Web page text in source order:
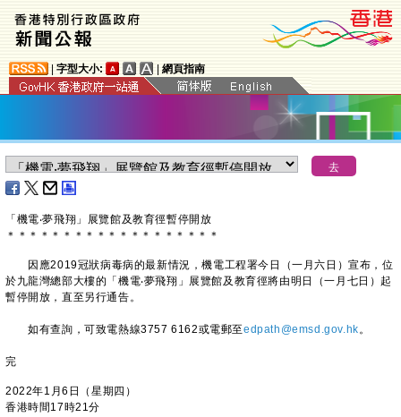
字型大小: 網頁指南
「機電‧夢飛翔」展覽館及教育徑暫停開放
＊ ＊ ＊ ＊ ＊ ＊ ＊ ＊ ＊ ＊ ＊ ＊ ＊ ＊ ＊ ＊ ＊ ＊ ＊
因應2019冠狀病毒病的最新情況，機電工程署今日（一月六日）宣布，位
於九龍灣總部大樓的「機電‧夢飛翔」展覽館及教育徑將由明日（一月七日）起
暫停開放，直至另行通告。
如有查詢，可致電熱線3757 6162或電郵至edpath@emsd.gov.hk。
完
2022年1月6日（星期四）
香港時間17時21分